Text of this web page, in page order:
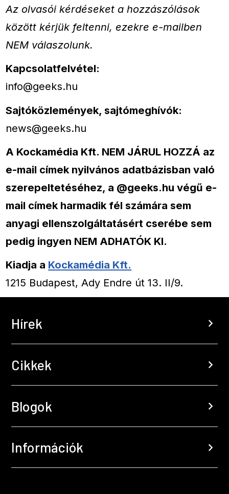
Az olvasói kérdéseket a hozzászólások
között kérjük feltenni, ezekre e-mailben
NEM válaszolunk.
Kapcsolatfelvétel:
info@geeks.hu
Sajtóközlemények, sajtómeghívók:
news@geeks.hu
A Kockamédia Kft. NEM JÁRUL HOZZÁ az
e-mail címek nyilvános adatbázisban való
szerepeltetéséhez, a @geeks.hu végű e-
mail címek harmadik fél számára sem
anyagi ellenszolgáltatásért cserébe sem
pedig ingyen NEM ADHATÓK KI.
Kiadja a Kockamédia Kft.
1215 Budapest, Ady Endre út 13. II/9.
Hírek chevron_right
Cikkek chevron_right
Blogok chevron_right
Információk chevron_right